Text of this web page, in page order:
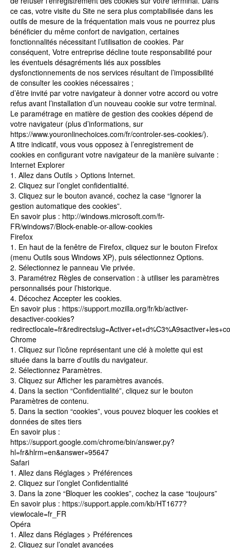
ce cas, votre visite du Site ne sera plus comptabilisée dans les
outils de mesure de la fréquentation mais vous ne pourrez plus
bénéficier du même confort de navigation, certaines
fonctionnalités nécessitant l’utilisation de cookies. Par
conséquent, Votre entreprise décline toute responsabilité pour
les éventuels désagréments liés aux possibles
dysfonctionnements de nos services résultant de l’impossibilité
de consulter les cookies nécessaires ;
d’être invité par votre navigateur à donner votre accord ou votre
refus avant l’installation d’un nouveau cookie sur votre terminal.
Le paramétrage en matière de gestion des cookies dépend de
votre navigateur (plus d’informations, sur
https://www.youronlinechoices.com/fr/controler-ses-cookies/).
A titre indicatif, vous vous opposez à l’enregistrement de
cookies en configurant votre navigateur de la manière suivante :
Internet Explorer
1. Allez dans Outils > Options Internet.
2. Cliquez sur l’onglet confidentialité.
3. Cliquez sur le bouton avancé, cochez la case “Ignorer la
gestion automatique des cookies”.
En savoir plus : http://windows.microsoft.com/fr-
FR/windows7/Block-enable-or-allow-cookies
Firefox
1. En haut de la fenêtre de Firefox, cliquez sur le bouton Firefox
(menu Outils sous Windows XP), puis sélectionnez Options.
2. Sélectionnez le panneau Vie privée.
3. Paramétrez Règles de conservation : à utiliser les paramètres
personnalisés pour l’historique.
4. Décochez Accepter les cookies.
En savoir plus : https://support.mozilla.org/fr/kb/activer-
desactiver-cookies?
Chrome
1. Cliquez sur l’icône représentant une clé à molette qui est
située dans la barre d’outils du navigateur.
2. Sélectionnez Paramètres.
3. Cliquez sur Afficher les paramètres avancés.
4. Dans la section “Confidentialité”, cliquez sur le bouton
Paramètres de contenu.
5. Dans la section “cookies”, vous pouvez bloquer les cookies et
données de sites tiers
En savoir plus :
https://support.google.com/chrome/bin/answer.py?
hl=fr&hlrm=en&answer=95647
Safari
1. Allez dans Réglages > Préférences
2. Cliquez sur l’onglet Confidentialité
3. Dans la zone “Bloquer les cookies”, cochez la case “toujours”
En savoir plus : https://support.apple.com/kb/HT1677?
viewlocale=fr_FR
Opéra
1. Allez dans Réglages > Préférences
2. Cliquez sur l’onglet avancées